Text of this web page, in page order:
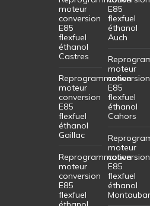
moteur
conversion
E85
flexfuel
éthanol
Castres
Reprogrammation
moteur
conversion
E85
flexfuel
éthanol
Gaillac
Reprogrammation
moteur
conversion
E85
flexfuel
E85
flexfuel
éthanol
Auch
moteur
conversion
E85
flexfuel
éthanol
Cahors
moteur
conversion
E85
flexfuel
éthanol